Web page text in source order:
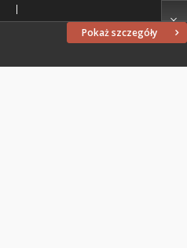
Pokaż szczegóły